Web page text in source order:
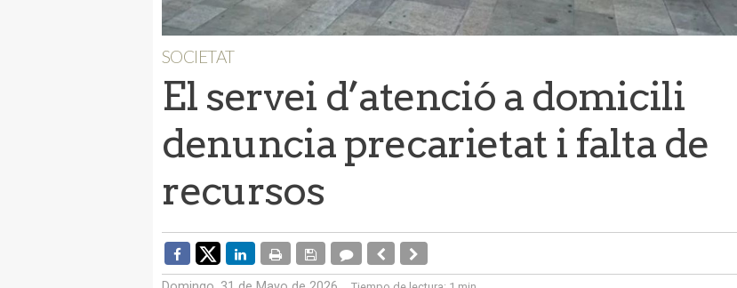
SOCIETAT
El servei d’atenció a domicili
denuncia precarietat i falta de
recursos